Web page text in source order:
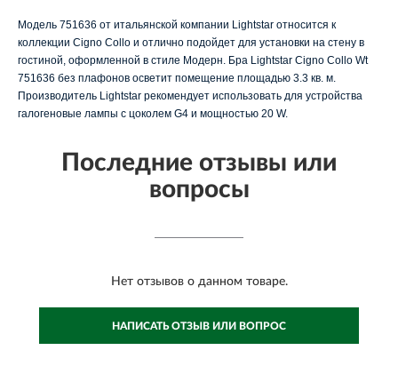
Модель 751636 от итальянской компании Lightstar относится к
коллекции Cigno Collo и отлично подойдет для установки на стену в
гостиной, оформленной в стиле Модерн. Бра Lightstar Cigno Collo Wt
751636 без плафонов осветит помещение площадью 3.3 кв. м.
Производитель Lightstar рекомендует использовать для устройства
галогеновые лампы с цоколем G4 и мощностью 20 W.
Последние отзывы или
вопросы
Нет отзывов о данном товаре.
НАПИСАТЬ ОТЗЫВ ИЛИ ВОПРОС